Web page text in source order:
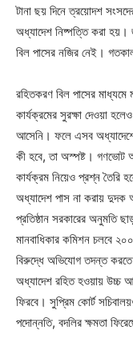
টানা ছয় দিনে ত্রয়োদশ
অধ্যাদেশ নিষ্পত্তি করা
বিল পাসের নজির নেই।
রহিতকরণ বিল পাসের মাধ্যমে
কার্যক্রমের সুরক্ষা দেওয়া
আসেনি। ফলে এসব
কী হবে, তা অস্পষ্ট। গণভোট
কার্যক্রম নিয়েও প্রশ্ন তৈরি
অধ্যাদেশ পাস না করায় দুদক
প্রতিষ্ঠান সরকারের অনুমতি
মানবাধিকার কমিশন চলবে
বিরুদ্ধে অভিযোগ তদন্ত করতে
অধ্যাদেশ রহিত হওয়ায় উচ্চ
ফিরবে। সুপ্রিম কোর্ট
পদোন্নতি, বদলির ক্ষমতা